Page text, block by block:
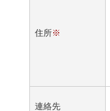
住所※
連絡先